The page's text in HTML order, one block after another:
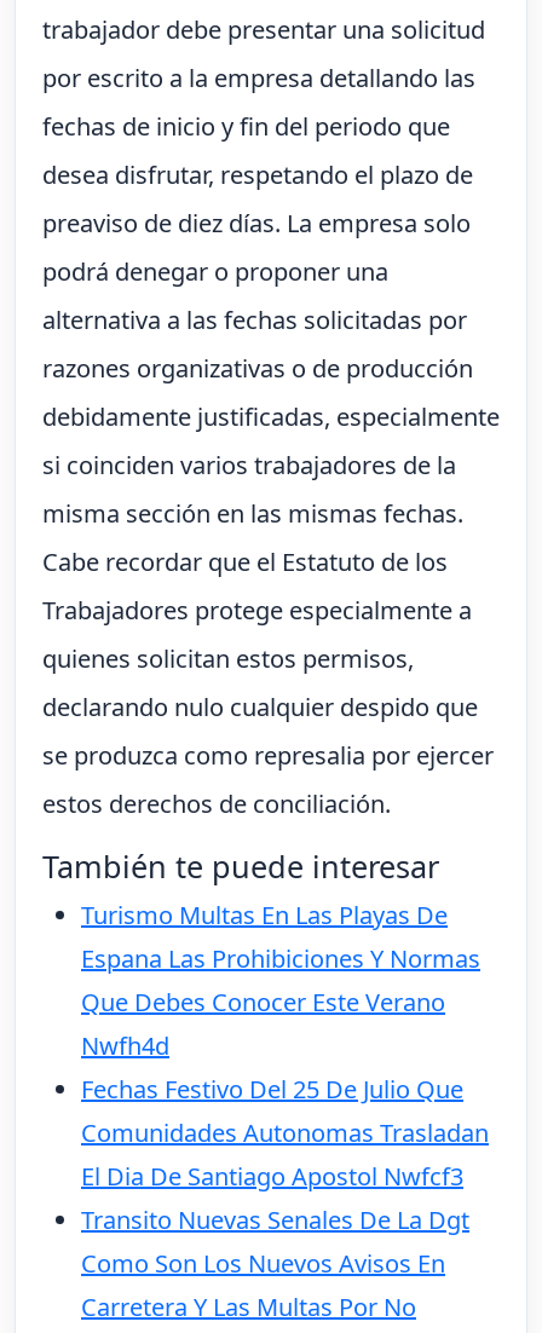
trabajador debe presentar una solicitud
por escrito a la empresa detallando las
fechas de inicio y fin del periodo que
desea disfrutar, respetando el plazo de
preaviso de diez días. La empresa solo
podrá denegar o proponer una
alternativa a las fechas solicitadas por
razones organizativas o de producción
debidamente justificadas, especialmente
si coinciden varios trabajadores de la
misma sección en las mismas fechas.
Cabe recordar que el Estatuto de los
Trabajadores protege especialmente a
quienes solicitan estos permisos,
declarando nulo cualquier despido que
se produzca como represalia por ejercer
estos derechos de conciliación.
También te puede interesar
Turismo Multas En Las Playas De
Espana Las Prohibiciones Y Normas
Que Debes Conocer Este Verano
Nwfh4d
Fechas Festivo Del 25 De Julio Que
Comunidades Autonomas Trasladan
El Dia De Santiago Apostol Nwfcf3
Transito Nuevas Senales De La Dgt
Como Son Los Nuevos Avisos En
Carretera Y Las Multas Por No